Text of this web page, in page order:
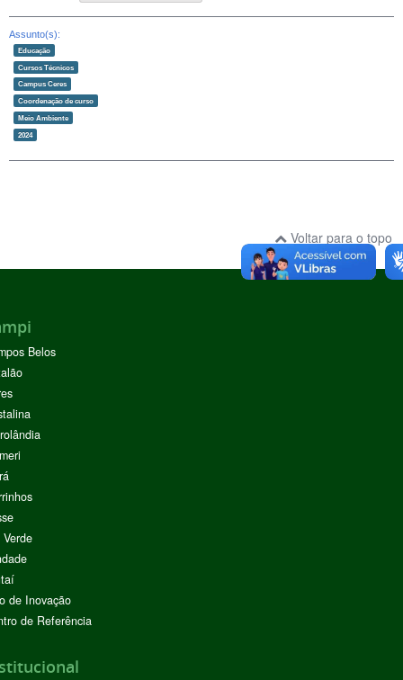
Assunto(s):
Educação
Cursos Técnicos
Campus Ceres
Coordenação de curso
Meio Ambiente
2024
Voltar para o topo
Belos
de Inovação
de Referência